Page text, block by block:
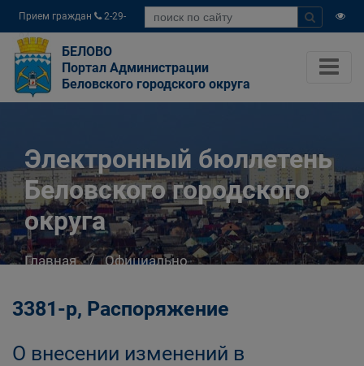
Прием граждан
2-29-
04
БЕЛОВО
Портал Администрации
Беловского городского округа
Электронный бюллетень
Беловского городского
округа
Главная
Официально
городского округа
3381-р, Распоряжение
О внесении изменений в